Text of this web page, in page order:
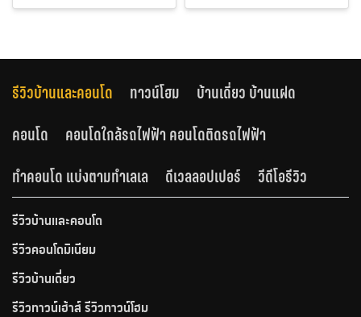
รีวิวบ้านและคอนโด ทาวน์โฮม
บ้านเดี่ยว บ้านแฝด
คอนโด
คอนโดใกล้รถไฟฟ้า คอนโดติดรถไฟฟ้า
ทำคอนโด แบ่งตามทำเลเล
ดีเวลลอปเปอร์ วีดีโอรีวิว
รีวิวบ้านและคอนโด
รีวิวคอนโดมิเนียม
รีวิวบ้านเดี่ยว
รีวิวทาวน์เฮ้าส์ รีวิวทาวน์โฮม